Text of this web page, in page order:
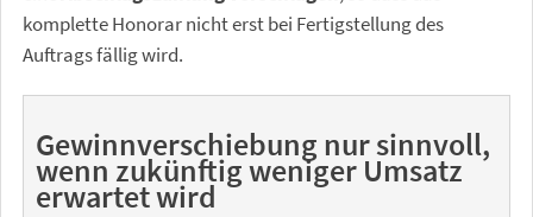
komplette Honorar nicht erst bei Fertigstellung des
Auftrags fällig wird.
Gewinnverschiebung nur sinnvoll,
wenn zukünftig weniger Umsatz
erwartet wird